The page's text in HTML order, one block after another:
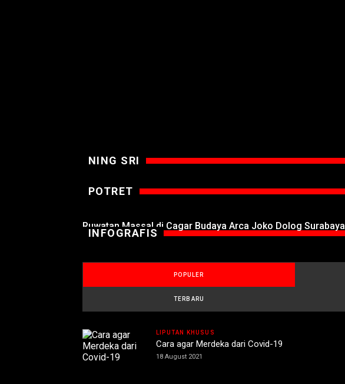
NING SRI
POTRET
Ruwatan Massal di Cagar Budaya Arca Joko Dolog Surabaya
INFOGRAFIS
POPULER
TERBARU
LIPUTAN KHUSUS
Cara agar Merdeka dari Covid-19
18 August 2021